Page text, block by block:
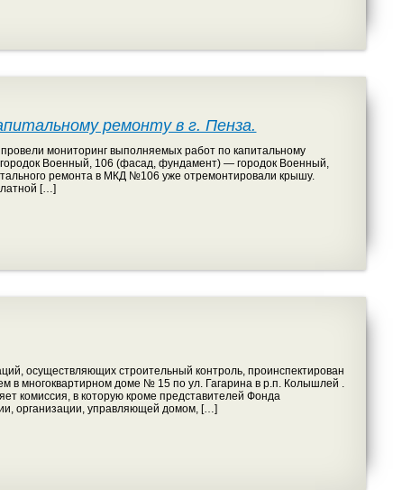
ремонту в г. Пенза.
мониторинг выполняемых работ по капитальному
Военный, 106 (фасад, фундамент) — городок Военный,
ремонта в МКД №106 уже отремонтировали крышу.
[…]
осуществляющих строительный контроль, проинспектирован
в многоквартирном доме № 15 по ул. Гагарина в р.п. Колышлей .
комиссия, в которую кроме представителей Фонда
организации, управляющей домом, […]